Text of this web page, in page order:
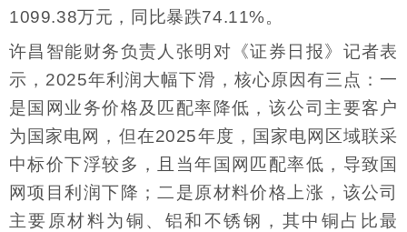
1099.38万元，同比暴跌74.11%。
许昌智能财务负责人张明对《证券日报》记者表
示，2025年利润大幅下滑，核心原因有三点：一
是国网业务价格及匹配率降低，该公司主要客户
为国家电网，但在2025年度，国家电网区域联采
中标价下浮较多，且当年国网匹配率低，导致国
网项目利润下降；二是原材料价格上涨，该公司
主要原材料为铜、铝和不锈钢，其中铜占比最